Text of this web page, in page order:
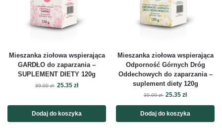
Mieszanka ziołowa wspierająca
GARDŁO do zaparzania –
SUPLEMENT DIETY 120g
39.00zł 25.35 zł
Dodaj do koszyka
Mieszanka ziołowa wspierająca
Odporność Górnych Dróg
Oddechowych do zaparzania –
suplement diety 120g
39.00zł 25.35 zł
Dodaj do koszyka